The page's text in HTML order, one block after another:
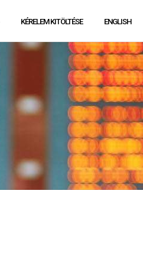
KÉRELEM KITÖLTÉSE ENGLISH